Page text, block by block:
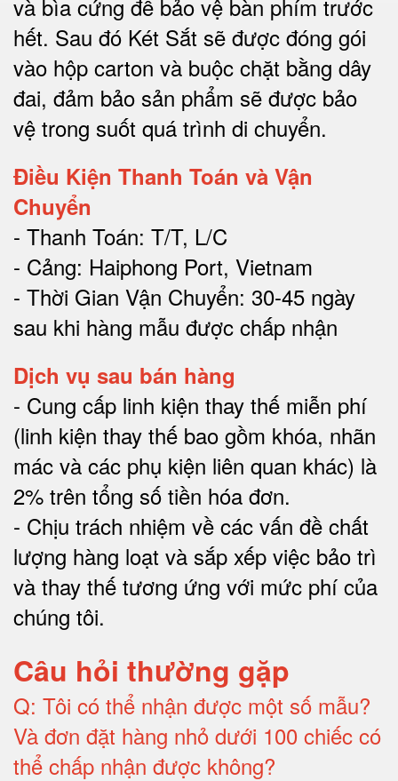
và bìa cứng để bảo vệ bàn phím trước
hết. Sau đó Két Sắt sẽ được đóng gói
vào hộp carton và buộc chặt bằng dây
đai, đảm bảo sản phẩm sẽ được bảo
vệ trong suốt quá trình di chuyển.
Điều Kiện Thanh Toán và Vận
Chuyển
- Thanh Toán: T/T, L/C
- Cảng: Haiphong Port, Vietnam
- Thời Gian Vận Chuyển: 30-45 ngày
sau khi hàng mẫu được chấp nhận
Dịch vụ sau bán hàng
- Cung cấp linh kiện thay thế miễn phí
(linh kiện thay thế bao gồm khóa, nhãn
mác và các phụ kiện liên quan khác) là
2% trên tổng số tiền hóa đơn.
- Chịu trách nhiệm về các vấn đề chất
lượng hàng loạt và sắp xếp việc bảo trì
và thay thế tương ứng với mức phí của
chúng tôi.
Câu hỏi thường gặp
Q: Tôi có thể nhận được một số mẫu?
Và đơn đặt hàng nhỏ dưới 100 chiếc có
thể chấp nhận được không?